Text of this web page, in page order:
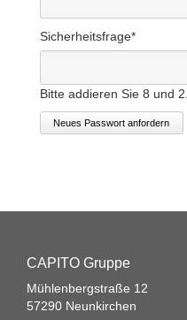
Sicherheitsfrage*
Bitte addieren Sie 8 und 2.
Neues Passwort anfordern
CAPITO Gruppe
Mühlenbergstraße 12
57290 Neunkirchen